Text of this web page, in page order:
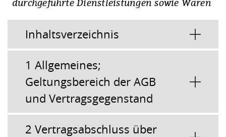
Inhaltsverzeichnis
1 Allgemeines;
Geltungsbereich der AGB
und Vertragsgegenstand
2 Vertragsabschluss über